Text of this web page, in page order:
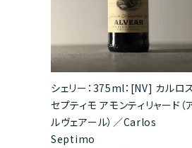
株式会社ノンナアンドシディ
LE ONE株式会社
クラインアバワイン
シェリー：375ml：[NV] カルロス
セプティモ アモンティリャード（
ルヴェアール）／Carlos
Septimo